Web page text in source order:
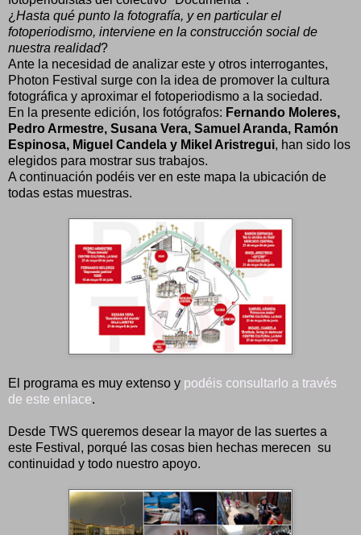
¿ Hasta qué punto la fotografía, y en particular el
fotoperiodismo, interviene en la construcción social de
nuestra realidad?
Ante la necesidad de analizar este y otros interrogantes,
Photon Festival surge con la idea de promover la cultura
fotográfica y aproximar el fotoperiodismo a la sociedad.
En la presente edición, los fotógrafos: Fernando Moleres,
Pedro Armestre, Susana Vera, Samuel Aranda, Ramón
Espinosa, Miguel Candela y Mikel Aristregui, han sido los
elegidos para mostrar sus trabajos.
A continuación podéis ver en este mapa la ubicación de
todas estas muestras.
El programa es muy extenso y podéis consultarlo a través
de este enlace.
Desde TWS queremos desear la mayor de las suertes a
este Festival, porqué las cosas bien hechas merecen su
continuidad y todo nuestro apoyo.